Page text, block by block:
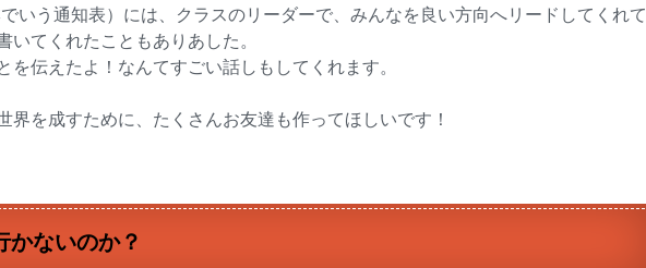
いう通知表）には、クラスのリーダーで、みんなを良い方向へリードしてくれて
いてくれたこともありあした。
を伝えたよ！なんてすごい話しもしてくれます。
界を成すために、たくさんお友達も作ってほしいです！
かないのか？